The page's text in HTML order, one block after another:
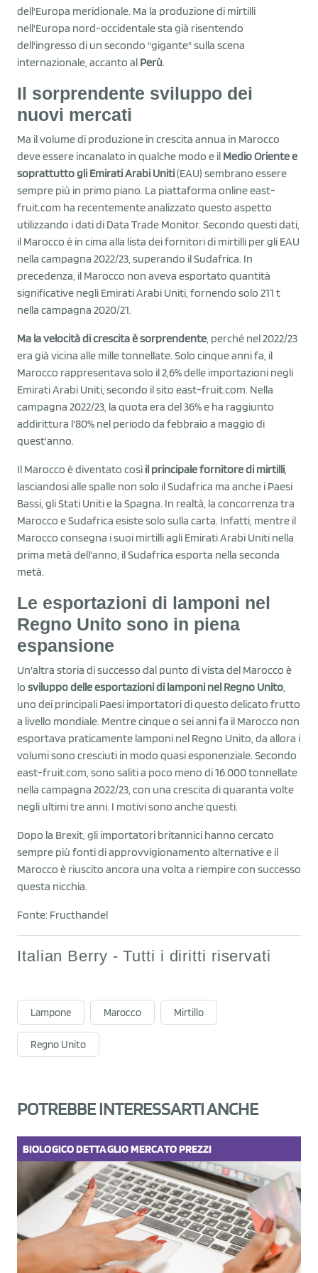
dell'Europa meridionale. Ma la produzione di mirtilli
nell'Europa nord-occidentale sta già risentendo
dell'ingresso di un secondo "gigante" sulla scena
internazionale, accanto al Perù.
Il sorprendente sviluppo dei
nuovi mercati
Ma il volume di produzione in crescita annua in Marocco
deve essere incanalato in qualche modo e il Medio Oriente e
soprattutto gli Emirati Arabi Uniti(EAU) sembrano essere
sempre più in primo piano. La piattaforma online east-
fruit.com ha recentemente analizzato questo aspetto
utilizzando i dati di Data Trade Monitor. Secondo questi dati,
il Marocco è in cima alla lista dei fornitori di mirtilli per gli EAU
nella campagna 2022/23, superando il Sudafrica. In
precedenza, il Marocco non aveva esportato quantità
significative negli Emirati Arabi Uniti, fornendo solo 211 t
nella campagna 2020/21.
Ma la velocità di crescita è sorprendente , perché nel 2022/23
era già vicina alle mille tonnellate. Solo cinque anni fa, il
Marocco rappresentava solo il 2,6% delle importazioni negli
Emirati Arabi Uniti, secondo il sito east-fruit.com. Nella
campagna 2022/23, la quota era del 36% e ha raggiunto
addirittura l'80% nel periodo da febbraio a maggio di
quest'anno.
Il Marocco è diventato così il principale fornitore di mirtilli
lasciandosi alle spalle non solo il Sudafrica ma anche i Paesi
Bassi, gli Stati Uniti e la Spagna. In realtà, la concorrenza tra
Marocco e Sudafrica esiste solo sulla carta. Infatti, mentre il
Marocco consegna i suoi mirtilli agli Emirati Arabi Uniti nella
prima metà dell'anno, il Sudafrica esporta nella seconda
metà.
Le esportazioni di lamponi nel
Regno Unito sono in piena
espansione
Un'altra storia di successo dal punto di vista del Marocco è
lo sviluppo delle esportazioni di lamponi nel Regno Unito
uno dei principali Paesi importatori di questo delicato frutto
a livello mondiale. Mentre cinque o sei anni fa il Marocco non
esportava praticamente lamponi nel Regno Unito, da allora i
volumi sono cresciuti in modo quasi esponenziale. Secondo
east-fruit.com, sono saliti a poco meno di 16.000 tonnellate
nella campagna 2022/23, con una crescita di quaranta volte
negli ultimi tre anni. I motivi sono anche questi.
Dopo la Brexit, gli importatori britannici hanno cercato
sempre più fonti di approvvigionamento alternative e il
Marocco è riuscito ancora una volta a riempire con successo
questa nicchia.
Fonte: Fructhandel
Italian Berry - Tutti i diritti riservati
Lampone Marocco Mirtillo
Regno Unito
POTREBBE INTERESSARTI ANCHE
BIOLOGICODETTAGLIOMERCATOPREZZI